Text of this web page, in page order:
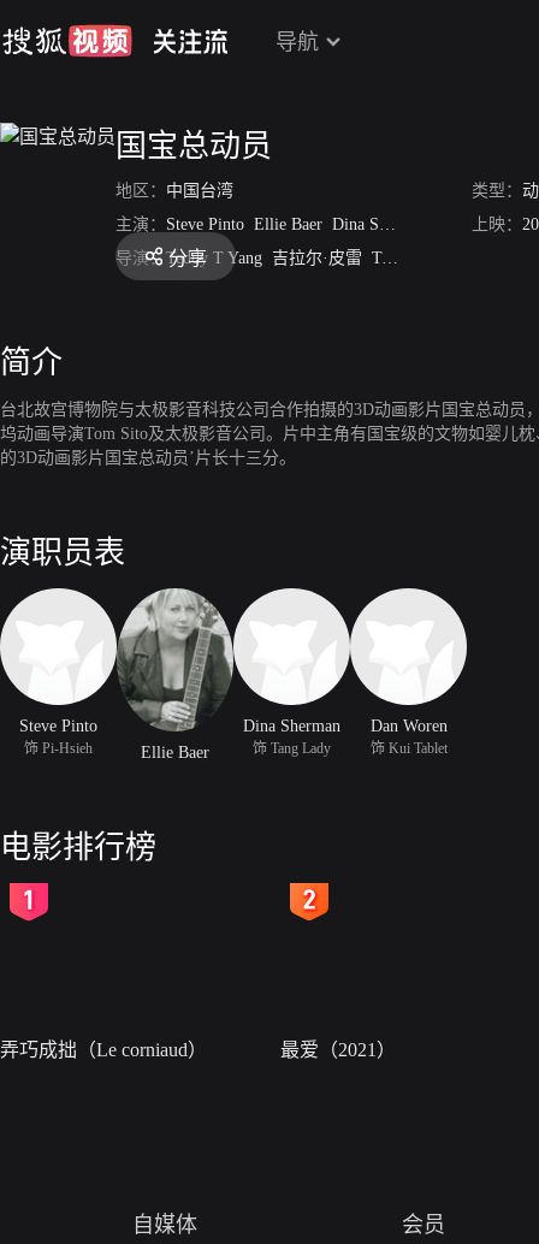
导航
国宝总动员
地区： 中国台湾 类型：
主演： Steve Pinto Ellie Baer Dina Sherman Dan Woren
上映：
导演： Teddy T Yang 吉拉尔·皮雷 Tom Sito
分享
简介
台北故宫博物院与太极影音科技公司合作拍摄的3D动画影片国宝总动员
坞动画导演Tom Sito及太极影音公司。片中主角有国宝级的文物如婴儿
的3D动画影片国宝总动员’片长十三分。
演职员表
Steve Pinto
饰 Pi-Hsieh Ellie Baer
Dina Sherman
饰 Tang Lady
Dan Woren
饰 Kui Tablet
电影排行榜
弄巧成拙（Le corniaud） 最爱（2021）
自媒体 会员